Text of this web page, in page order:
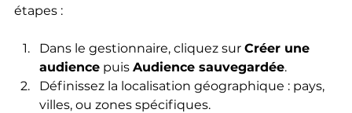
étapes :
Dans le gestionnaire, cliquez sur Créer une
audience puis Audience sauvegardée.
Définissez la localisation géographique : pays,
villes, ou zones spécifiques.